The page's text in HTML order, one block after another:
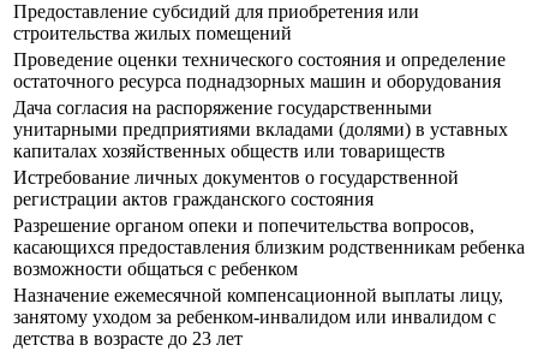
Предоставление субсидий для приобретения или
строительства жилых помещений
Проведение оценки технического состояния и определение
остаточного ресурса поднадзорных машин и оборудования
Дача согласия на распоряжение государственными
унитарными предприятиями вкладами (долями) в уставных
капиталах хозяйственных обществ или товариществ
Истребование личных документов о государственной
регистрации актов гражданского состояния
Разрешение органом опеки и попечительства вопросов,
касающихся предоставления близким родственникам ребенка
возможности общаться с ребенком
Назначение ежемесячной компенсационной выплаты лицу,
занятому уходом за ребенком-инвалидом или инвалидом с
детства в возрасте до 23 лет